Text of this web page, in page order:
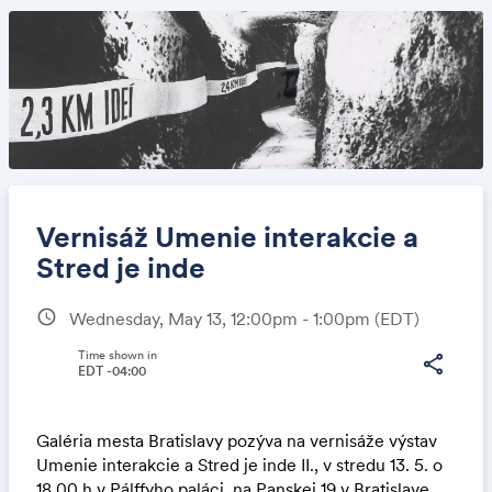
Vernisáž Umenie interakcie a
Stred je inde
schedule Wednesday, May 13, 12:00pm - 1:00pm (EDT)
share
Time shown in
EDT -04:00
Galéria mesta Bratislavy pozýva na vernisáže výstav
Umenie interakcie a Stred je inde II., v stredu 13. 5. o
Share